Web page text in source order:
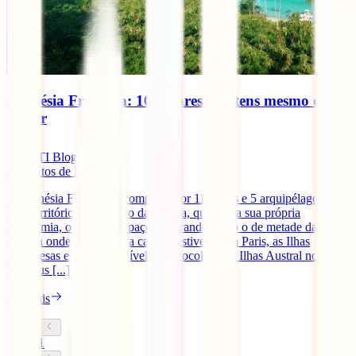
Polinésia Francesa: 10 lugares que tens mesmo que
visitar
IATI Blog
minutos de leitura
A Polinésia Francesa é composta por 118 ilhas e 5 arquipélagos.
Este território ultramarino da França, que tem a sua própria
autonomia, ocupa um espaço tão grande como o de metade da
Europa onde, se o Taiti, a capital, estivesse em Paris, as Ilhas
Marquesas estariam ao nível de Estocolmo, as Ilhas Austral nos
Pirenéus [...]
Ler mais
1